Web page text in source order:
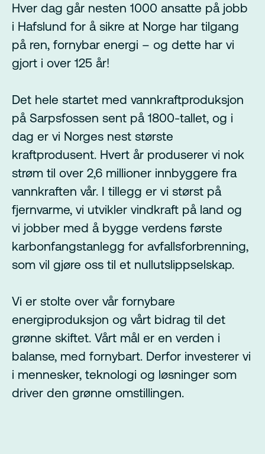
Hver dag går nesten 1000 ansatte på jobb
i Hafslund for å sikre at Norge har tilgang
på ren, fornybar energi – og dette har vi
gjort i over 125 år!
Det hele startet med vannkraftproduksjon
på Sarpsfossen sent på 1800-tallet, og i
dag er vi Norges nest største
kraftprodusent. Hvert år produserer vi nok
strøm til over 2,6 millioner innbyggere fra
vannkraften vår. I tillegg er vi størst på
fjernvarme, vi utvikler vindkraft på land og
vi jobber med å bygge verdens første
karbonfangstanlegg for avfallsforbrenning,
som vil gjøre oss til et nullutslippselskap.
Vi er stolte over vår fornybare
energiproduksjon og vårt bidrag til det
grønne skiftet. Vårt mål er en verden i
balanse, med fornybart. Derfor investerer vi
i mennesker, teknologi og løsninger som
driver den grønne omstillingen.